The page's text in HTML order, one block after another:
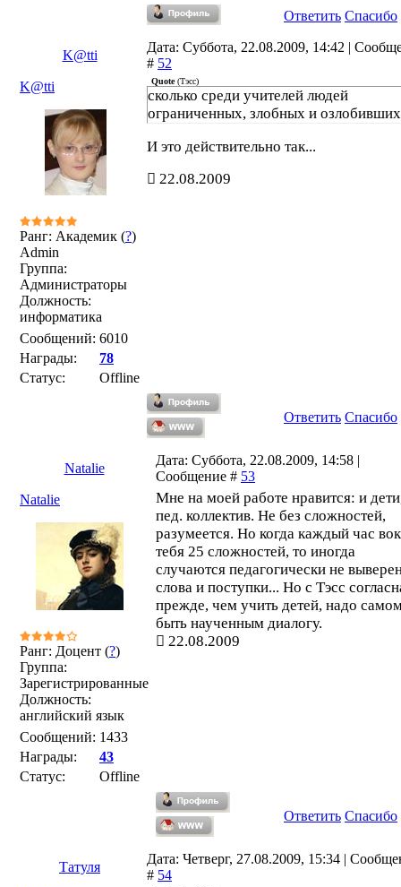
Ответить Спасибо
K@tti
Дата: Суббота, 22.08.2009, 14:42 |
# 52
K@tti
Ранг: Академик (?)
Admin
Группа:
Администраторы
Должность:
информатика
Сообщений: 6010
Награды:
78
Статус:
Offline
Quote(Тэсс)
сколько среди учителей людей
ограниченных, злобных и
И это действительно так...
22.08.2009
Ответить Спасибо
Natalie
Дата: Суббота, 22.08.2009, 14:58 |
Сообщение # 53
Natalie
Ранг: Доцент (?)
Группа:
Зарегистрированные
Должность:
английский язык
Сообщений: 1433
Награды:
43
Статус:
Offline
Мне на моей работе нравится: и
пед. коллектив. Не без сложностей,
разумеется. Но когда каждый час
тебя 25 сложностей, то иногда
случаются педагогически не
слова и поступки... Но с Тэсс
прежде, чем учить детей, надо
быть наученным диалогу.
22.08.2009
Ответить Спасибо
Татуля
Дата: Четверг, 27.08.2009, 15:34 |
# 54